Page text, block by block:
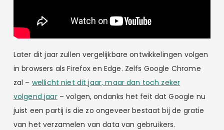
Later dit jaar zullen vergelijkbare ontwikkelingen volgen
in browsers als Firefox en Edge. Zelfs Google Chrome
zal – wellicht niet dit jaar, maar dan toch zeker
volgend jaar– volgen, ondanks het feit dat Google nu
juist een partij is die zo ongeveer bestaat bij de gratie
van het verzamelen van data van gebruikers.